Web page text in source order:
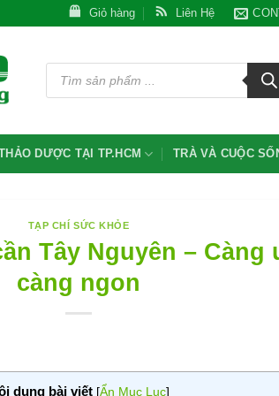
Giỏ hàng Liên Hệ
Tìm
kiếm
phẩm
DƯỢC TẠI TP.HCM TRÀ VÀ CUỘC
TẠP CHÍ SỨC KHỎE
Tây Nguyên – Càng
càng ngon
dung bài viết [Ẩn Mục Lục]